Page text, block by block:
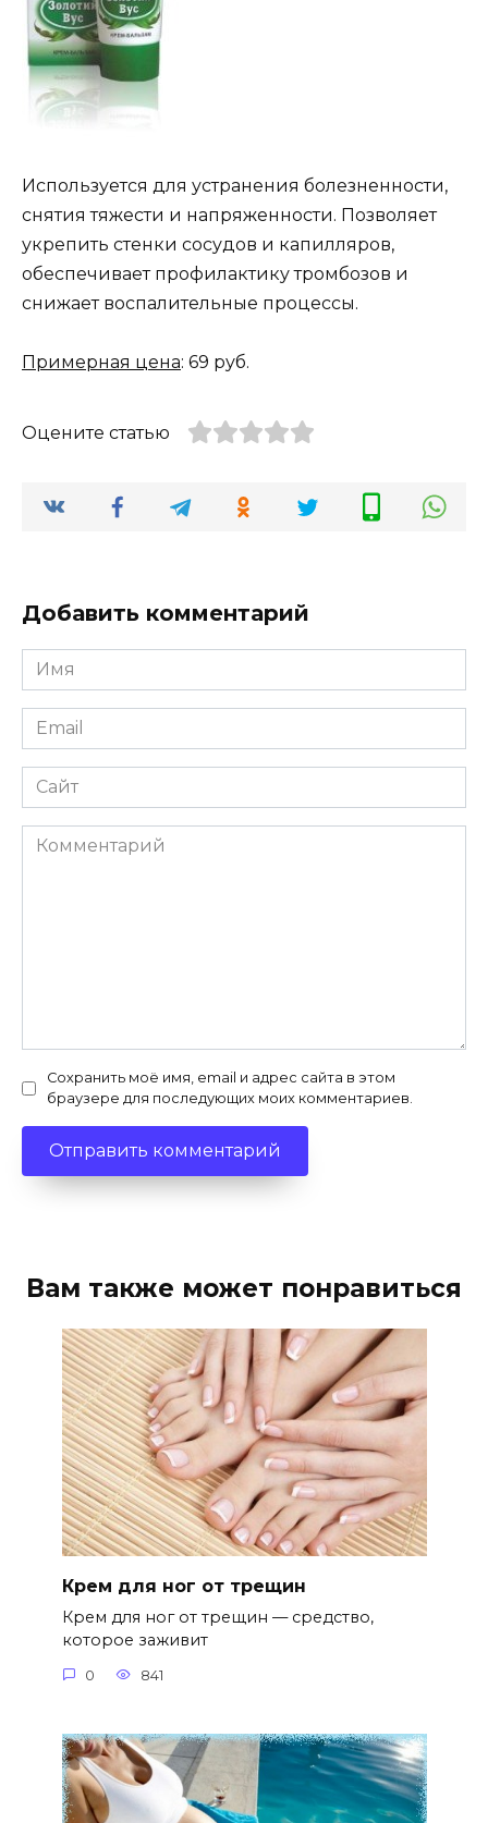
Используется для устранения болезненности,
снятия тяжести и напряженности. Позволяет
укрепить стенки сосудов и капилляров,
обеспечивает профилактику тромбозов и
снижает воспалительные процессы.
Примерная цена: 69 руб.
Оцените статью
Добавить комментарий
Имя
*
Email
*
Сайт
Комментарий
Сохранить моё имя, email и адрес сайта в этом
браузере для последующих моих комментариев.
Вам также может понравиться
Крем для ног от трещин
Крем для ног от трещин — средство,
которое заживит
0 841